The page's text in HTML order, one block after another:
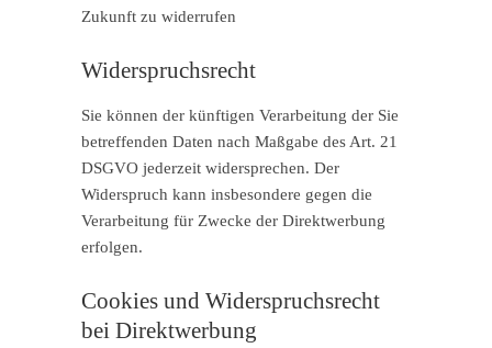
Zukunft zu widerrufen
Widerspruchsrecht
Sie können der künftigen Verarbeitung der Sie
betreffenden Daten nach Maßgabe des Art. 21
DSGVO jederzeit widersprechen. Der
Widerspruch kann insbesondere gegen die
Verarbeitung für Zwecke der Direktwerbung
erfolgen.
Cookies und Widerspruchsrecht
bei Direktwerbung